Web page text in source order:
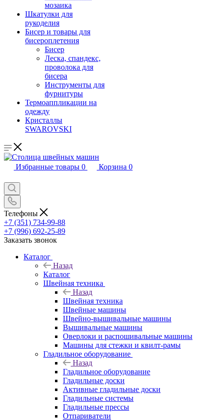
мозаика
Шкатулки для
рукоделия
Бисер и товары для
бисероплетения
Бисер
Леска, спандекс,
проволока для
бисера
Инструменты для
фурнитуры
Термоаппликации на
одежду
Кристаллы
SWAROVSKI
Избранные товары 0 Корзина 0
Телефоны
+7 (351) 734-99-88
+7 (996) 692-25-89
Заказать звонок
Каталог
Назад
Каталог
Швейная техника
Назад
Швейная техника
Швейные машины
Швейно-вышивальные машины
Вышивальные машины
Оверлоки и распошивальные машины
Машины для стежки и квилт-рамы
Гладильное оборудование
Назад
Гладильное оборудование
Гладильные доски
Активные гладильные доски
Гладильные системы
Гладильные прессы
Отпариватели